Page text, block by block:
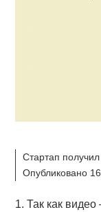
Стартап
Опубликовано
1. Так как